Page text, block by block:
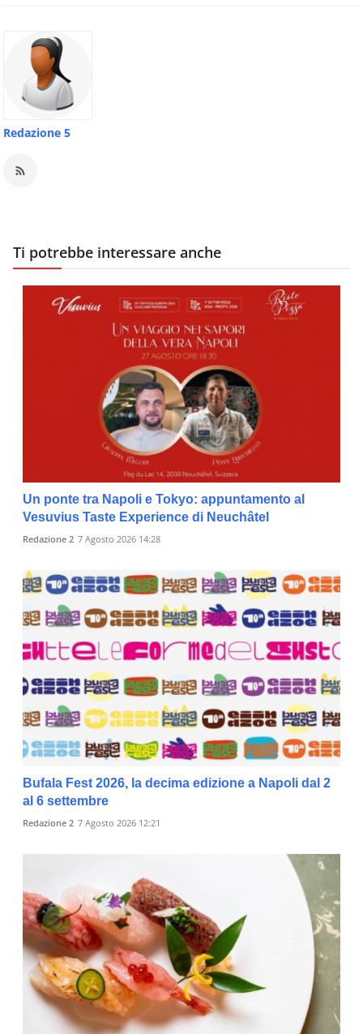
Redazione 5
Ti potrebbe interessare anche
Un ponte tra Napoli e Tokyo: appuntamento al
Vesuvius Taste Experience di Neuchâtel
Redazione 2 7 Agosto 2026 14:28
Bufala Fest 2026, la decima edizione a Napoli dal 2
al 6 settembre
Redazione 2 7 Agosto 2026 12:21